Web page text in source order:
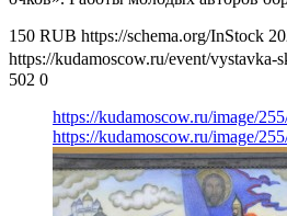
150 RUB https://schema.org/InStock
https://kudamoscow.ru/event/vystavka-
502 0
https://kudamoscow.ru/image/
https://kudamoscow.ru/image/